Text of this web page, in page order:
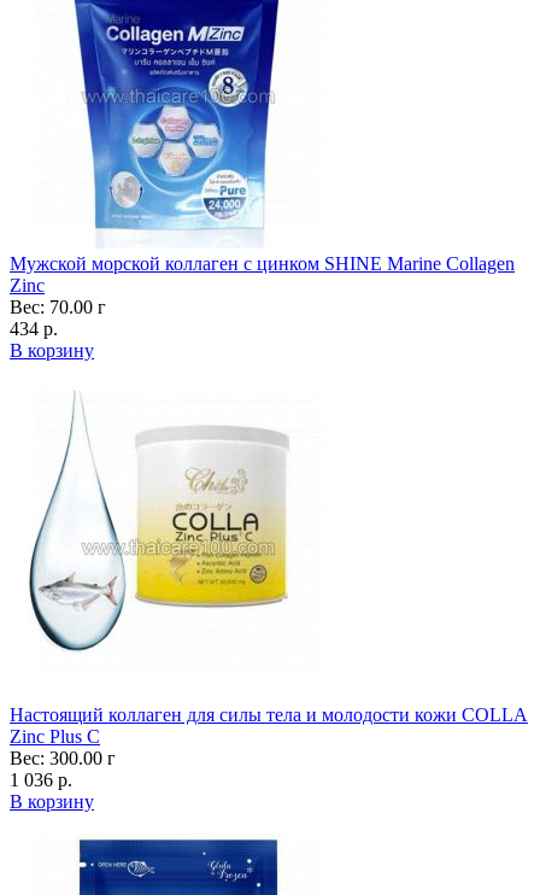
Мужской морской коллаген с цинком SHINE Marine Collagen
Zinc
Вес: 70.00 г
434 р.
В корзину
Настоящий коллаген для силы тела и молодости кожи COLLA
Zinc Plus C
Вес: 300.00 г
1 036 р.
В корзину